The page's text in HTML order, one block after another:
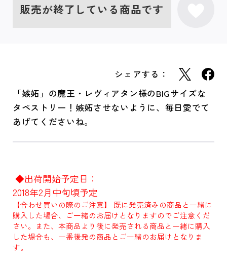
販売が終了している商品です
シェアする：
「嫉妬」の魔王・レヴィアタン様のBIGサイズな
タペストリー！嫉妬させないように、毎日愛でて
あげてくださいね。
◆出荷開始予定日：
2018年2月中旬頃予定
【合わせ買いの際のご注意】 既に発売済みの商品と一緒に
購入した場合、ご一緒のお届けとなりますのでご注意くだ
さい。また、本商品より後に発売される商品と一緒に購入
した場合も、一番後発の商品とご一緒のお届けとなりま
す。